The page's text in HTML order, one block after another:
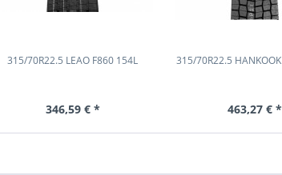
315/70R22.5 LEAO F860 154L
346,59 € *
315/70R22.5
463,27 € *